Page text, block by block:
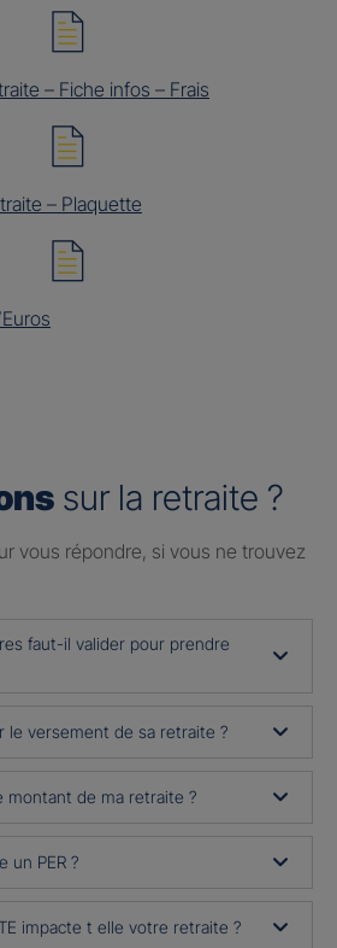
– Fiche infos – Frais
– Plaquette
sur la retraite ?
vous répondre, si vous ne trouvez
faut-il valider pour prendre
le versement de sa retraite ?
montant de ma retraite ?
un PER ?
impacte t elle votre retraite ?